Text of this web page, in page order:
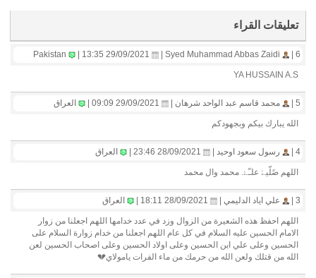
تعليقات القراء
6 |
YA HUSSAIN A.S
5 | محمد قاسم عبد الواحد شرهان | العراق
الله يبارك بيكم وبجهودكم
4 | رسول سعود اوحيد | العراق
اللهم صًلّيےّ علـّۓ. محمد وال محمد
3 | علي اياد الدليمي | العراق
اللهم احفظ هذه الشعيرة من الزوال وزد في عدد خدامها اللهم اجعلنا من زوار
الامام الحسين عليه السلام في كل عام اللهم اجعلنا من خدام زوارة السلام على
الحسين وعلى علي ابن الحسين وعلى اولاد الحسين وعلى اصحاب الحسين لعن
الله من قتلك ولعن الله من حرمك من ماء الفرات يامولاي💔